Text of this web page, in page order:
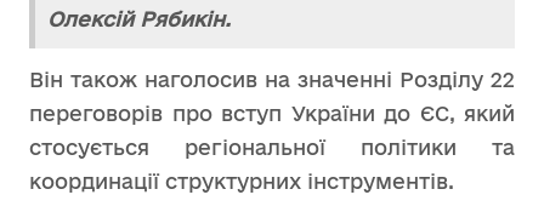
Олексій Рябикін.
Він також наголосив на значенні Розділу 22
переговорів про вступ України до ЄС, який
стосується регіональної політики та
координації структурних інструментів.